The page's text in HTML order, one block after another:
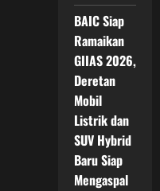
BAIC Siap
Ramaikan
GIIAS 2026,
Deretan
Mobil
Listrik dan
SUV Hybrid
Baru Siap
Mengaspal